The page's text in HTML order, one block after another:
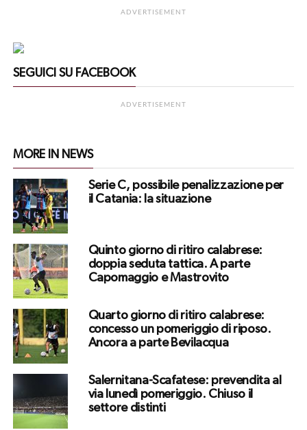
ADVERTISEMENT
SEGUICI SU FACEBOOK
ADVERTISEMENT
MORE IN NEWS
Serie C, possibile penalizzazione per
il Catania: la situazione
Quinto giorno di ritiro calabrese:
doppia seduta tattica. A parte
Capomaggio e Mastrovito
Quarto giorno di ritiro calabrese:
concesso un pomeriggio di riposo.
Ancora a parte Bevilacqua
Salernitana-Scafatese: prevendita al
via lunedì pomeriggio. Chiuso il
settore distinti